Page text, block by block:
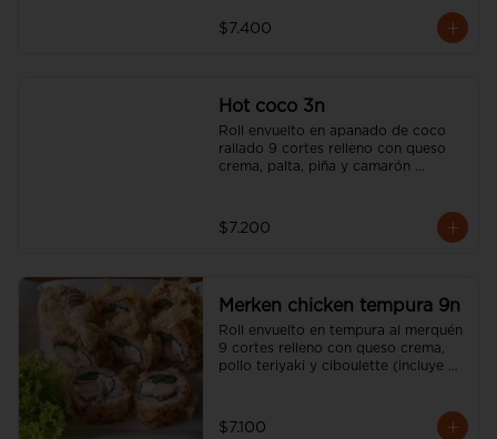
$7.400
Hot coco 3n
Roll envuelto en apanado de coco
rallado 9 cortes relleno con queso
crema, palta, piña y camarón
$7.200
Merken chicken tempura 9n
Roll envuelto en tempura al merquén
9 cortes relleno con queso crema,
pollo teriyaki y ciboulette (incluye
$7.100